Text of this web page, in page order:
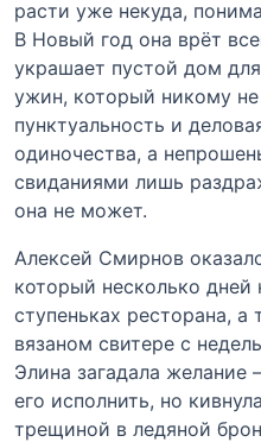
расти уже некуда,
В Новый год она врёт
украшает пустой дом
ужин, который никому
пунктуальность и
одиночества, а
свиданиями лишь
она не может.
Алексей Смирнов
который несколько дней
ступеньках ресторана, а
вязаном свитере с
Элина загадала
его исполнить, но
трещиной в ледяной